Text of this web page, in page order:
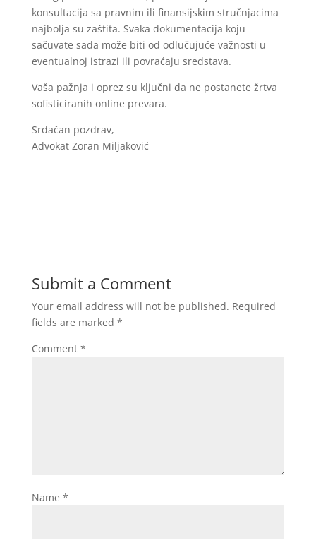
konsultacija sa pravnim ili finansijskim stručnjacima
najbolja su zaštita. Svaka dokumentacija koju
sačuvate sada može biti od odlučujuće važnosti u
eventualnoj istrazi ili povraćaju sredstava.
Vaša pažnja i oprez su ključni da ne postanete žrtva
sofisticiranih online prevara.
Srdačan pozdrav,
Advokat Zoran Miljaković
Submit a Comment
Your email address will not be published. Required
fields are marked *
Comment *
Name *